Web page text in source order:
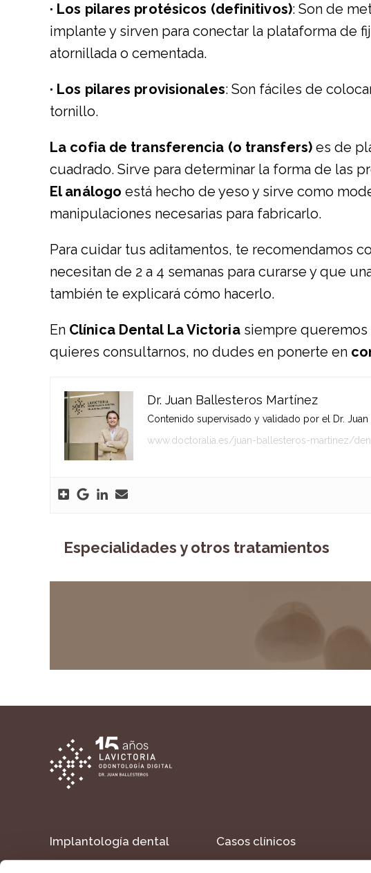
· Los pilares protésicos (definitivos): Son de
implante y sirven para conectar la plataforma de
atornillada o cementada.
· Los pilares provisionales: Son fáciles de
tornillo.
La cofia de transferencia (o transfers)es de
cuadrado. Sirve para determinar la forma de las
El análogo está hecho de yeso y sirve como
manipulaciones necesarias para fabricarlo.
Para cuidar tus aditamentos, te recomendamos
necesitan de 2 a 4 semanas para curarse y que
también te explicará cómo hacerlo.
En Clínica Dental La Victoriasiempre queremos
quieres consultarnos, no dudes en ponerte en
Dr. Juan Ballesteros Martínez
Contenido supervisado y validado por el Dr.
www.doctoralia.es/juan-ballesteros-martinez/
Especialidades y otros tratamientos
Implantología dental Casos clínicos